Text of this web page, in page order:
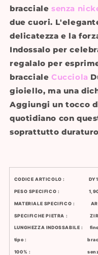
bracciale senza
due cuori.
delicatezza e la
Indossalo per
regalalo per
bracciale Cucciola
gioiello, ma una
Aggiungi un tocco
quotidiano con
soprattutto duraturo
CODICE ARTICOLO :
PESO SPECIFICO :
MATERIALE SPECIFICO :
SPECIFICHE PIETRA :
LUNGHEZZA INDOSSABILE :
tipo : bracciale
100% : senza